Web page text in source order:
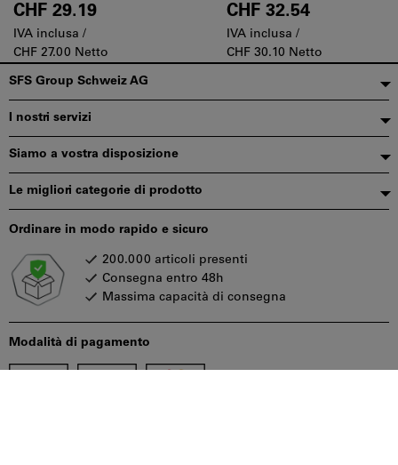
taglienti elicoidali
CHF 29.19
IVA inclusa /
CHF 27.00 Netto
taglienti elicoidali (linea
HELIDO 490)
CHF 32.54
IVA inclusa /
CHF 30.10 Netto
Piè
di
pagina
SFS Group Schweiz AG
I nostri servizi
Siamo a vostra disposizione
Le migliori categorie di prodotto
Modalità di pagamento
Ordinare in modo rapido e sicuro
200.000 articoli presenti
Consegna entro 48h
Massima capacità di consegna